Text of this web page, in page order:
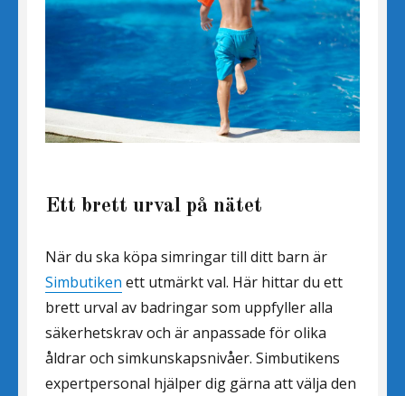
Ett brett urval på nätet
När du ska köpa simringar till ditt barn är
Simbutiken ett utmärkt val. Här hittar du ett
brett urval av badringar som uppfyller alla
säkerhetskrav och är anpassade för olika
åldrar och simkunskapsnivåer. Simbutikens
expertpersonal hjälper dig gärna att välja den